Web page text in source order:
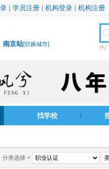
| 学员注册 | 机构登录 | 机构注册
南京站[切换城市] 热
找学校
分类选择 >